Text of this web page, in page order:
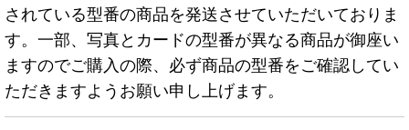
されている型番の商品を発送させていただいておりま
す。一部、写真とカードの型番が異なる商品が御座い
ますのでご購入の際、必ず商品の型番をご確認してい
ただきますようお願い申し上げます。